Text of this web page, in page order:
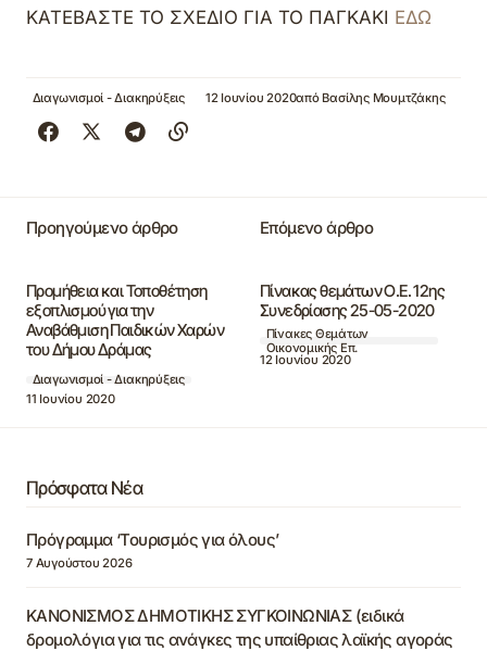
ΚΑΤΕΒΑΣΤΕ ΤΟ ΣΧΕΔΙΟ ΓΙΑ ΤΟ ΠΑΓΚΑΚΙ ΕΔΩ
Διαγωνισμοί - Διακηρύξεις 12 Ιουνίου 2020από Βασίλης Μουμτζάκης
Προηγούμενο άρθρο
Προμήθεια και Τοποθέτηση
εξοπλισμού για την
Αναβάθμιση Παιδικών Χαρών
του Δήμου Δράμας
Διαγωνισμοί - Διακηρύξεις
11 Ιουνίου 2020
Επόμενο άρθρο
Πίνακας θεμάτων Ο.Ε. 12ης
Συνεδρίασης 25-05-2020
Πίνακες Θεμάτων
Οικονομικής Επ.
12 Ιουνίου 2020
Πρόσφατα Νέα
Πρόγραμμα ‘Τουρισμός για όλους’
7 Αυγούστου 2026
ΚΑΝΟΝΙΣΜΟΣ ΔΗΜΟΤΙΚΗΣ ΣΥΓΚΟΙΝΩΝΙΑΣ (ειδικά
δρομολόγια για τις ανάγκες της υπαίθριας λαϊκής αγοράς